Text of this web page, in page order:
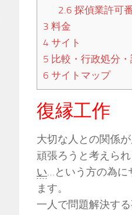
2.6 探偵業許可
3 料金
4 サイト
5 比較・行政処分
6 サイトマップ
復縁工作
大切な人との関係
頑張ろうと考えら
い…という方の為に
ます。
一人で問題解決す